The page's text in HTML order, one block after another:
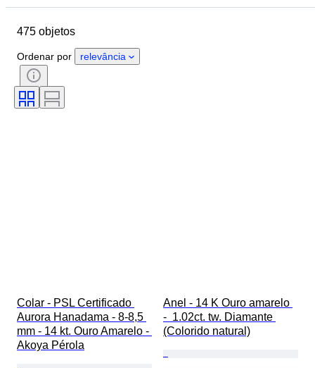
Género
Certificação
Pureza
Gama de cores
Cor exata
Tamanho no artigo
475 objetos
Ordenar por relevância
Colar - PSL Certificado
Aurora Hanadama - 8-8,5
mm - 14 kt. Ouro Amarelo -
Akoya Pérola
Anel - 14 K Ouro amarelo
-  1.02ct. tw. Diamante
(Colorido natural)